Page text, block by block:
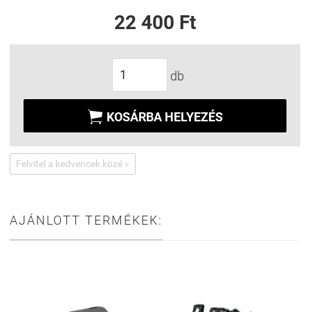
22 400 Ft
db
 KOSÁRBA HELYEZÉS
Felvitel a kedvencek közé »
AJÁNLOTT TERMÉKEK: